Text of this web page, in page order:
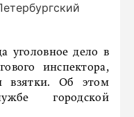
уголовное дело в
инспектора,
взятки. Об этом
городской